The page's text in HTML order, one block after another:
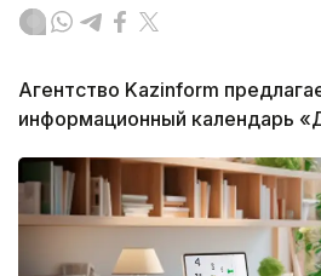
Агентство Kazinform
информационный календарь